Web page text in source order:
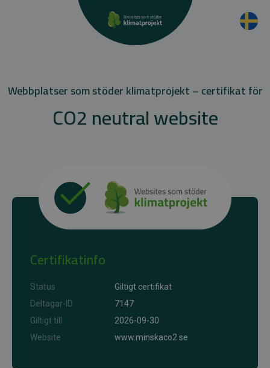
Webbplatser som stöder klimatprojekt – certifikat för
CO2 neutral website
Certifikatinfo
Status
Giltigt certifikat
Deltagar-ID
7147
Giltigt till
2026-09-30
Website
www.minskaco2.se